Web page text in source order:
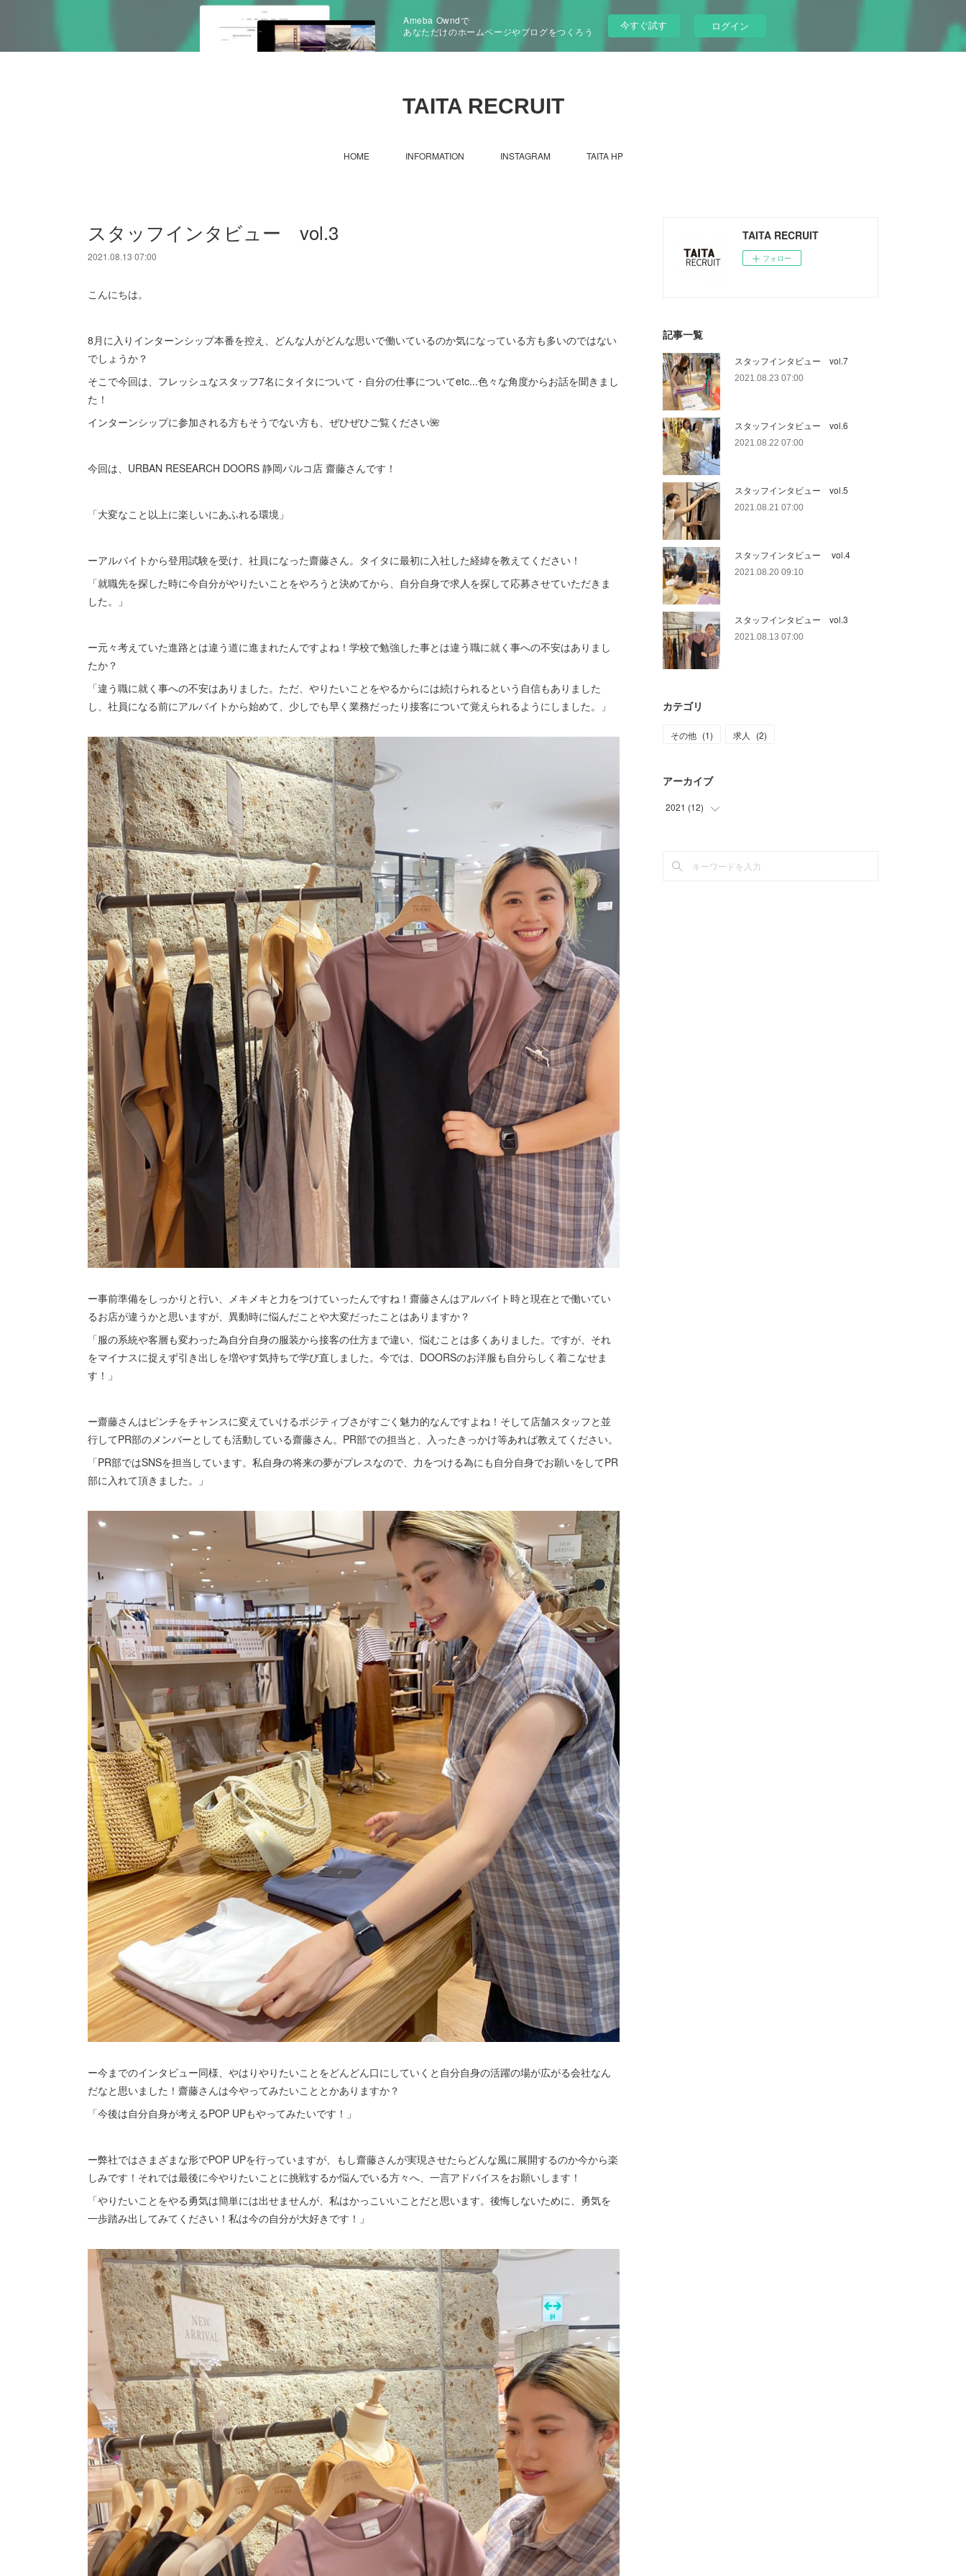
Ameba Owndで
あなただけのホームページやブログをつくろう
今すぐ試す ログイン
TAITA RECRUIT
HOME INFORMATION INSTAGRAM TAITA HP
スタッフインタビュー vol.3
2021.08.13 07:00
こんにちは。
8月に入りインターンシップ本番を控え、どんな人がどんな思いで働いているのか気になっている方も多いのではない
でしょうか？
そこで今回は、フレッシュなスタッフ7名にタイタについて・自分の仕事についてetc...色々な角度からお話を聞きまし
た！
インターンシップに参加される方もそうでない方も、ぜひぜひご覧ください🌺
今回は、URBAN RESEARCH DOORS 静岡パルコ店 齋藤さんです！
「大変なこと以上に楽しいにあふれる環境」
ーアルバイトから登用試験を受け、社員になった齋藤さん。タイタに最初に入社した経緯を教えてください！
「就職先を探した時に今自分がやりたいことをやろうと決めてから、自分自身で求人を探して応募させていただきま
した。」
ー元々考えていた進路とは違う道に進まれたんですよね！学校で勉強した事とは違う職に就く事への不安はありまし
たか？
「違う職に就く事への不安はありました。ただ、やりたいことをやるからには続けられるという自信もありました
し、社員になる前にアルバイトから始めて、少しでも早く業務だったり接客について覚えられるようにしました。」
ー事前準備をしっかりと行い、メキメキと力をつけていったんですね！齋藤さんはアルバイト時と現在とで働いてい
るお店が違うかと思いますが、異動時に悩んだことや大変だったことはありますか？
「服の系統や客層も変わった為自分自身の服装から接客の仕方まで違い、悩むことは多くありました。ですが、それ
をマイナスに捉えず引き出しを増やす気持ちで学び直しました。今では、DOORSのお洋服も自分らしく着こなせま
す！」
ー齋藤さんはピンチをチャンスに変えていけるポジティブさがすごく魅力的なんですよね！そして店舗スタッフと並
行してPR部のメンバーとしても活動している齋藤さん。PR部での担当と、入ったきっかけ等あれば教えてください。
「PR部ではSNSを担当しています。私自身の将来の夢がプレスなので、力をつける為にも自分自身でお願いをしてPR
部に入れて頂きました。」
ー今までのインタビュー同様、やはりやりたいことをどんどん口にしていくと自分自身の活躍の場が広がる会社なん
だなと思いました！齋藤さんは今やってみたいこととかありますか？
「今後は自分自身が考えるPOP UPもやってみたいです！」
ー弊社ではさまざまな形でPOP UPを行っていますが、もし齋藤さんが実現させたらどんな風に展開するのか今から楽
しみです！それでは最後に今やりたいことに挑戦するか悩んでいる方々へ、一言アドバイスをお願いします！
「やりたいことをやる勇気は簡単には出せませんが、私はかっこいいことだと思います。後悔しないために、勇気を
一歩踏み出してみてください！私は今の自分が大好きです！」
TAITA RECRUIT
フォロー
記事一覧
スタッフインタビュー vol.7
2021.08.23 07:00
スタッフインタビュー vol.6
2021.08.22 07:00
スタッフインタビュー vol.5
2021.08.21 07:00
スタッフインタビュー vol.4
2021.08.20 09:10
スタッフインタビュー vol.3
2021.08.13 07:00
カテゴリ
その他 (1) 求人 (2)
アーカイブ
2021 (12)
(